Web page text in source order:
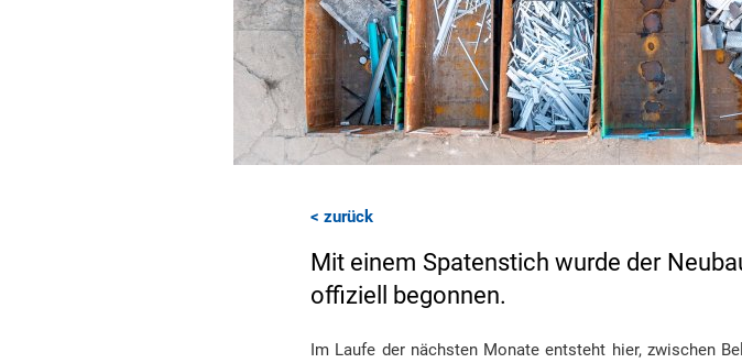
< zurück
Mit einem Spatenstich wurde der
offiziell begonnen.
Im Laufe der nächsten Monate entsteht hier, zwischen